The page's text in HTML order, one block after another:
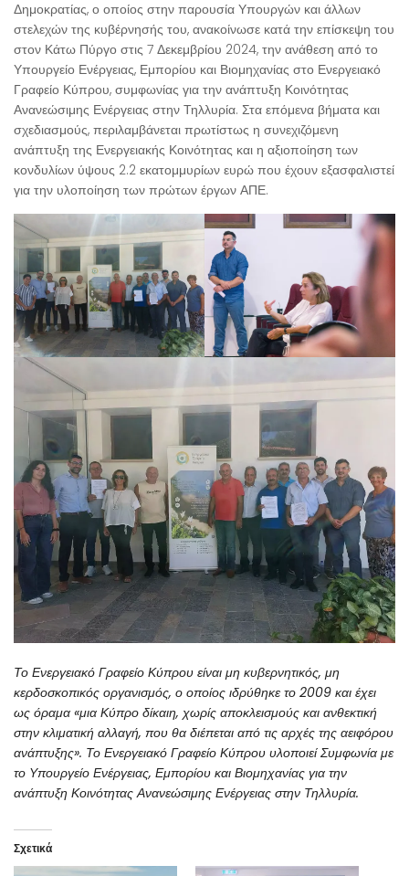
Δημοκρατίας, ο οποίος στην παρουσία Υπουργών και άλλων
στελεχών της κυβέρνησής του, ανακοίνωσε κατά την επίσκεψη του
στον Κάτω Πύργο στις 7 Δεκεμβρίου 2024, την ανάθεση από το
Υπουργείο Ενέργειας, Εμπορίου και Βιομηχανίας στο Ενεργειακό
Γραφείο Κύπρου, συμφωνίας για την ανάπτυξη Κοινότητας
Ανανεώσιμης Ενέργειας στην Τηλλυρία. Στα επόμενα βήματα και
σχεδιασμούς, περιλαμβάνεται πρωτίστως η συνεχιζόμενη
ανάπτυξη της Ενεργειακής Κοινότητας και η αξιοποίηση των
κονδυλίων ύψους 2.2 εκατομμυρίων ευρώ που έχουν εξασφαλιστεί
για την υλοποίηση των πρώτων έργων ΑΠΕ.
Το Ενεργειακό Γραφείο Κύπρου είναι μη κυβερνητικός, μη
κερδοσκοπικός οργανισμός, ο οποίος ιδρύθηκε το 2009 και έχει
ως όραμα «μια Κύπρο δίκαιη, χωρίς αποκλεισμούς και ανθεκτική
στην κλιματική αλλαγή, που θα διέπεται από τις αρχές της αειφόρου
ανάπτυξης». Το Ενεργειακό Γραφείο Κύπρου υλοποιεί Συμφωνία με
το Υπουργείο Ενέργειας, Εμπορίου και Βιομηχανίας για την
ανάπτυξη Κοινότητας Ανανεώσιμης Ενέργειας στην Τηλλυρία.
Σχετικά